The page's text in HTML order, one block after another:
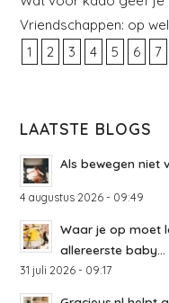
Vriendschappen: op
1
2 3 4 5 6 7
LAATSTE BLOGS
Als bewegen niet
4 augustus 2026 - 09:49
Waar je op moet
allereerste baby...
31 juli 2026 - 09:17